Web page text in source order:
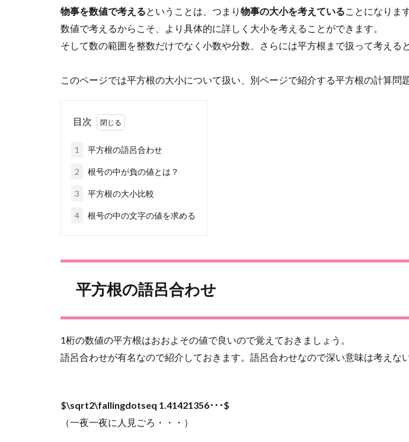
物事を数値で考えるということは、つまり 物事の大小を考えていることになります
数値で考えるからこそ、より具体的に詳しく大小を考えることができます。
そして数の範囲を整数だけでなく小数や分数、さらには平方根まで扱って考える
このページでは平方根の大小について扱い、別ページで紹介する平方根の計算問
目次
1 平方根の語呂合わせ
2 根号の中が負の値とは？
3 平方根の大小比較
4 根号の中の文字の値を求める
平方根の語呂合わせ
1桁の数値の平方根はおおよその値で良いので覚えておきましょう。
語呂合わせが有名なので紹介しておきます。語呂合わせなので深い意味は考えない
$\sqrt2\fallingdotseq 1.41421356･･･$
（一夜一夜に人見ごろ・・・）